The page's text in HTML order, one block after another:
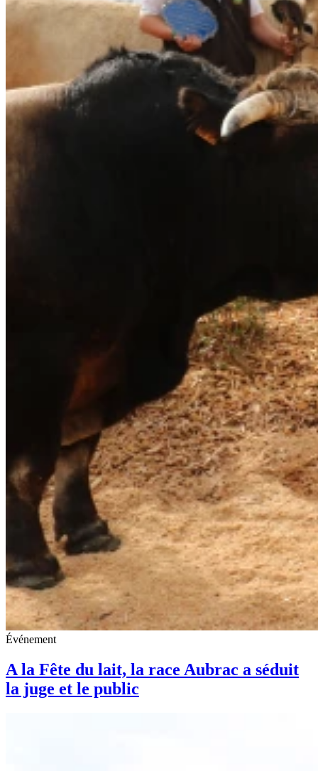
Événement
A la Fête du lait, la race Aubrac a séduit
la juge et le public